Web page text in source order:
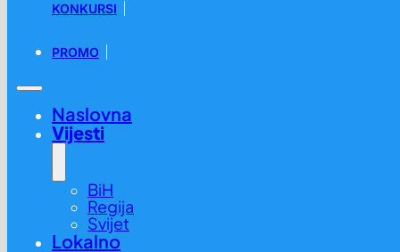
KONKURSI
PROMO
Naslovna
Vijesti
BiH
Regija
Svijet
Lokalno